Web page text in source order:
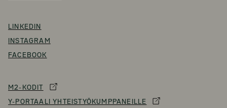
LINKEDIN
INSTAGRAM
FACEBOOK
M2-KODIT
Y-PORTAALI YHTEISTYÖKUMPPANEILLE